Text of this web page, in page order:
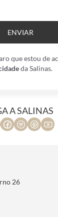
ENVIAR
que estou de
da Salinas.
A SALINAS
26